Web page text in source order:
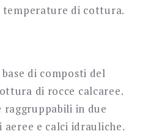
di cottura.
di composti del
di rocce calcaree.
raggruppabili in due
e calci idrauliche.